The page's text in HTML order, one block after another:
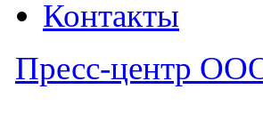
Контакты
Пресс-центр